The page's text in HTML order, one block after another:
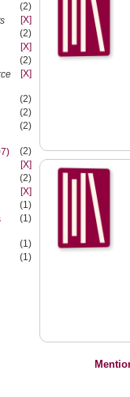
(2)
[X]
(2)
[X]
(2)
[X]
(2)
(2)
(2)
(2)
[X]
(2)
[X]
(1)
(1)
(1)
(1)